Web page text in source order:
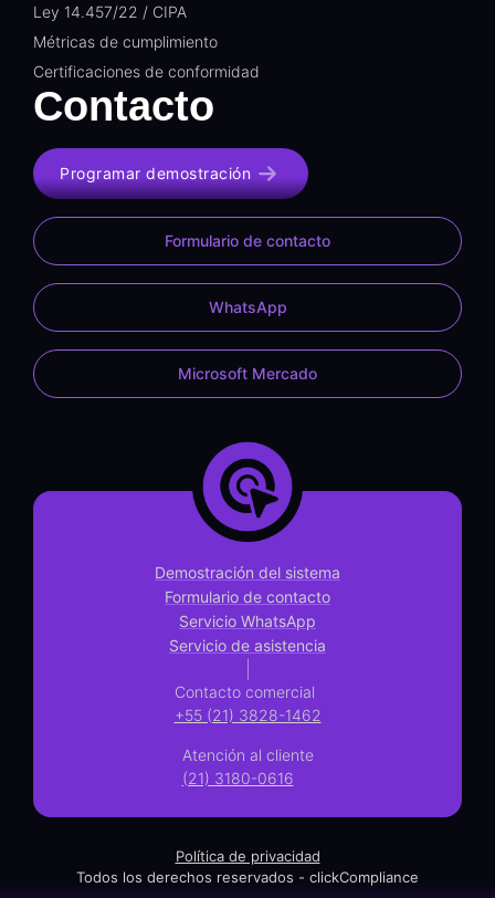
Ley 14.457/22 / CIPA
Métricas de cumplimiento
Certificaciones de conformidad
Contacto
Programar demostración
Formulario de contacto
WhatsApp
Microsoft Mercado
Demostración del sistema
Formulario de contacto
Servicio WhatsApp
Servicio de asistencia
Contacto comercial
+55 (21) 3828-1462
Atención al cliente
(21) 3180-0616
Política de privacidad
Todos los derechos reservados - clickCompliance